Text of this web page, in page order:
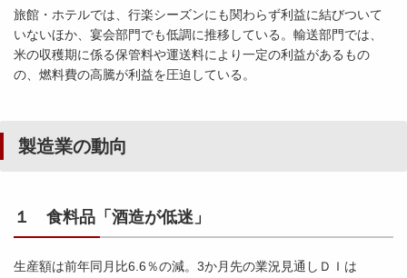
旅館・ホテルでは、行楽シーズンにも関わらず利益に結びついて
いないほか、宴会部門でも低調に推移している。輸送部門では、
米の収穫期に係る保管料や運送料により一定の利益があるもの
の、燃料費の高騰が利益を圧迫している。
製造業の動向
１ 食料品「酒造が低迷」
生産額は前年同月比6.6％の減。3か月先の業況見通しＤＩは